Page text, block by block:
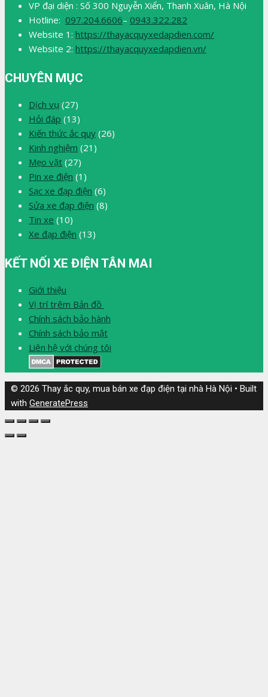
VP đại diện : Số 300 Nguyễn Xiển, Thanh Xuân, Hà Nội
Hotline: 097.204.6606– 0943.322.282
Website 1: https://thayacquyxedapdien.com/
Website 2: https://thayacquyxedapdien.vn/
CHUYÊN MỤC
Dịch vụ (27)
Hỏi đáp (13)
Kiến thức ắc quy (26)
Kinh nghiệm (21)
Mẹo vặt (27)
Pin xe điện (1)
Sạc xe đạp điện (6)
Sửa xe đạp điện (8)
Tin xe (10)
Xe đạp điện (13)
KẾT NỐI XE ĐIỆN TÂN MAI
Giới thiệu
Vị trí trêm Bản đồ
Chính sách bảo hành
Chính sách bảo mật
Liên hệ với chúng tôi
© 2026 Thay ắc quy, mua bán xe đạp điện tại nhà Hà Nội • Built
with GeneratePress